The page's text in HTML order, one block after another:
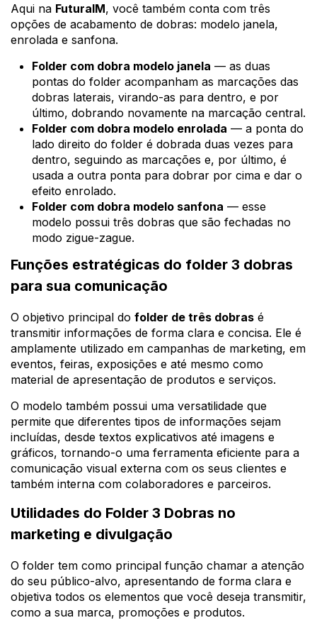
Aqui na FuturaIM, você também conta com três
opções de acabamento de dobras: modelo janela,
enrolada e sanfona.
Folder com dobra modelo janela — as duas
pontas do folder acompanham as marcações das
dobras laterais, virando-as para dentro, e por
último, dobrando novamente na marcação central.
Folder com dobra modelo enrolada — a ponta do
lado direito do folder é dobrada duas vezes para
dentro, seguindo as marcações e, por último, é
usada a outra ponta para dobrar por cima e dar o
efeito enrolado.
Folder com dobra modelo sanfona — esse
modelo possui três dobras que são fechadas no
modo zigue-zague.
Funções estratégicas do folder 3 dobras
para sua comunicação
O objetivo principal do folder de três dobras é
transmitir informações de forma clara e concisa. Ele é
amplamente utilizado em campanhas de marketing, em
eventos, feiras, exposições e até mesmo como
material de apresentação de produtos e serviços.
O modelo também possui uma versatilidade que
permite que diferentes tipos de informações sejam
incluídas, desde textos explicativos até imagens e
gráficos, tornando-o uma ferramenta eficiente para a
comunicação visual externa com os seus clientes e
também interna com colaboradores e parceiros.
Utilidades do Folder 3 Dobras no
marketing e divulgação
O folder tem como principal função chamar a atenção
do seu público-alvo, apresentando de forma clara e
objetiva todos os elementos que você deseja transmitir,
como a sua marca, promoções e produtos.